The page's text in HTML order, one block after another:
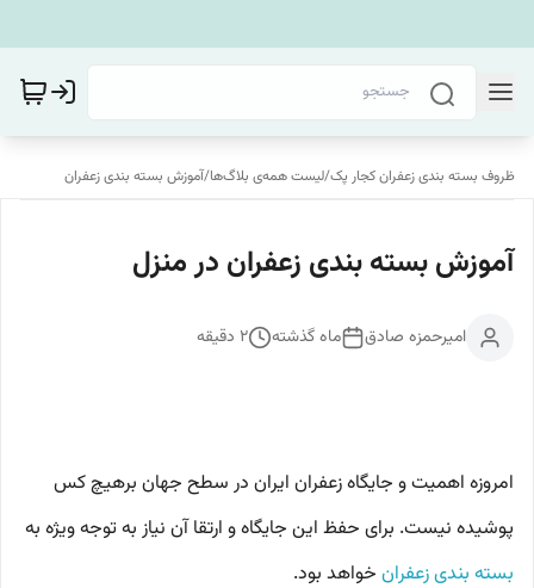
ظروف بسته بندی زعفران کجار پک/لیست همه‌ی بلاگ‌ها/آموزش بسته بندی زعفران
آموزش بسته بندی زعفران در منزل
امیرحمزه صادق ماه گذشته 2 دقیقه
امروزه اهمیت و جایگاه زعفران ایران در سطح جهان برهیچ کس
پوشیده نیست. برای حفظ این جایگاه و ارتقا آن نیاز به توجه ویژه به
بسته بندی زعفران خواهد بود.